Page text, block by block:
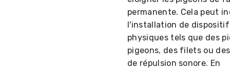
permanente. Cela peut
l'installation de
physiques tels que des
pigeons, des filets ou
de répulsion sonore. En